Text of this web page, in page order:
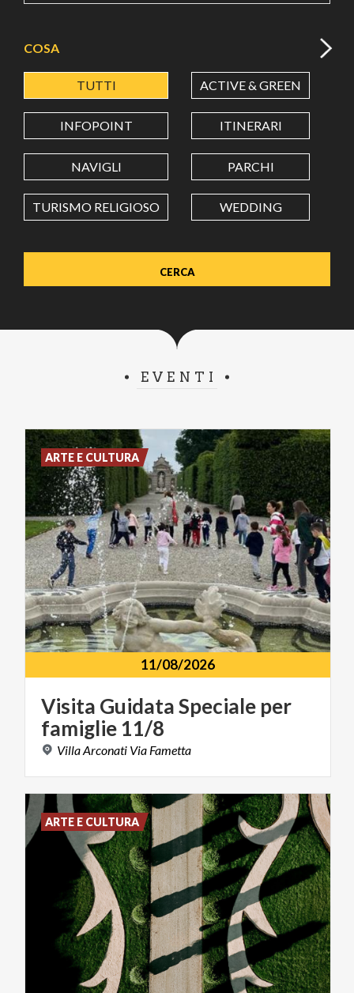
LATITUDINE
LONGITUDINE
Value in decimal degrees. Use dot (.) as decimal separator.
COSA
TUTTI ACTIVE & GREEN
INFOPOINT ITINERARI
NAVIGLI PARCHI
TURISMO RELIGIOSO WEDDING
EVENTI
11/08/2026
Visita GuidataSpeciale per
famiglie 11/8
VillaArconati Via Fametta
ARTE E CULTURA
ARTE E CULTURA